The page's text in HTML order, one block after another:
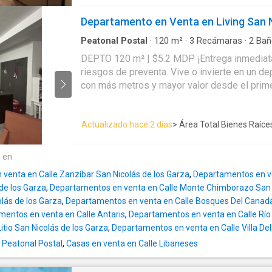
Climatización completa: 3 minisplits + 3
instalados • 2 recámaras— la principal con baño vestidor • 2 baños
completos • Closets incluidos y piso cerámico tipo madera, y balcón
para disfrutar • 2 cajones de estacionamiento. • Amenidades al
100%: Piscina, asadores, cancha, Pets Park,
acceso controlado 24/7 Vive en una comunidad joven y vibrante con
agendamos tu visita esta semana. Las
Departamento en Venta en Living San
Peatonal Postal · 120 m² · 3 Recámaras · 2
Cocina equipada
discapacidad ·Cuarto de Limpieza·Cocina
con closet·Alberca·Zonas verdes·Balcón ·
Estacionamiento·Seguridad
DEPTO 120 m² | $5.2 MDP ¡Entrega
riesgos de preventa. Vive o invierte en un
con más metros y mayor valor desde el
principal con baño vestidor • 2.5 baños
Invierte en un desarrollo consolidado, sin
instalaciones adicionales. Todo está listo
desde el primer día. 📲 Agenda tu visita.
negociación disponibles.
Actualizado hace 2 días> Área Total Bienes
en
en Calle Zanzíbar San Nicolás de los Garza, Departamentos en
los Garza, Departamentos en venta en Calle Monte Chimborazo San
de los Garza, Departamentos en venta en Calle Bosques Del
en venta en Calle Antaris, Departamentos en venta en Calle
San Nicolás de los Garza, Departamentos en venta en Calle Villa
Postal , Casas en venta en Calle Libaneses